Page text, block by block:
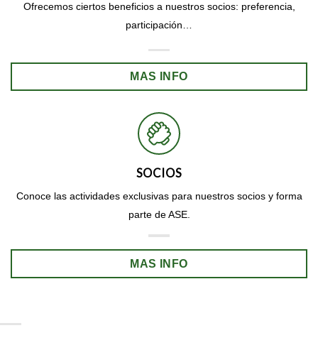
Ofrecemos ciertos beneficios a nuestros socios: preferencia,
participación…
MAS INFO
SOCIOS
Conoce las actividades exclusivas para nuestros socios y forma
parte de ASE.
MAS INFO